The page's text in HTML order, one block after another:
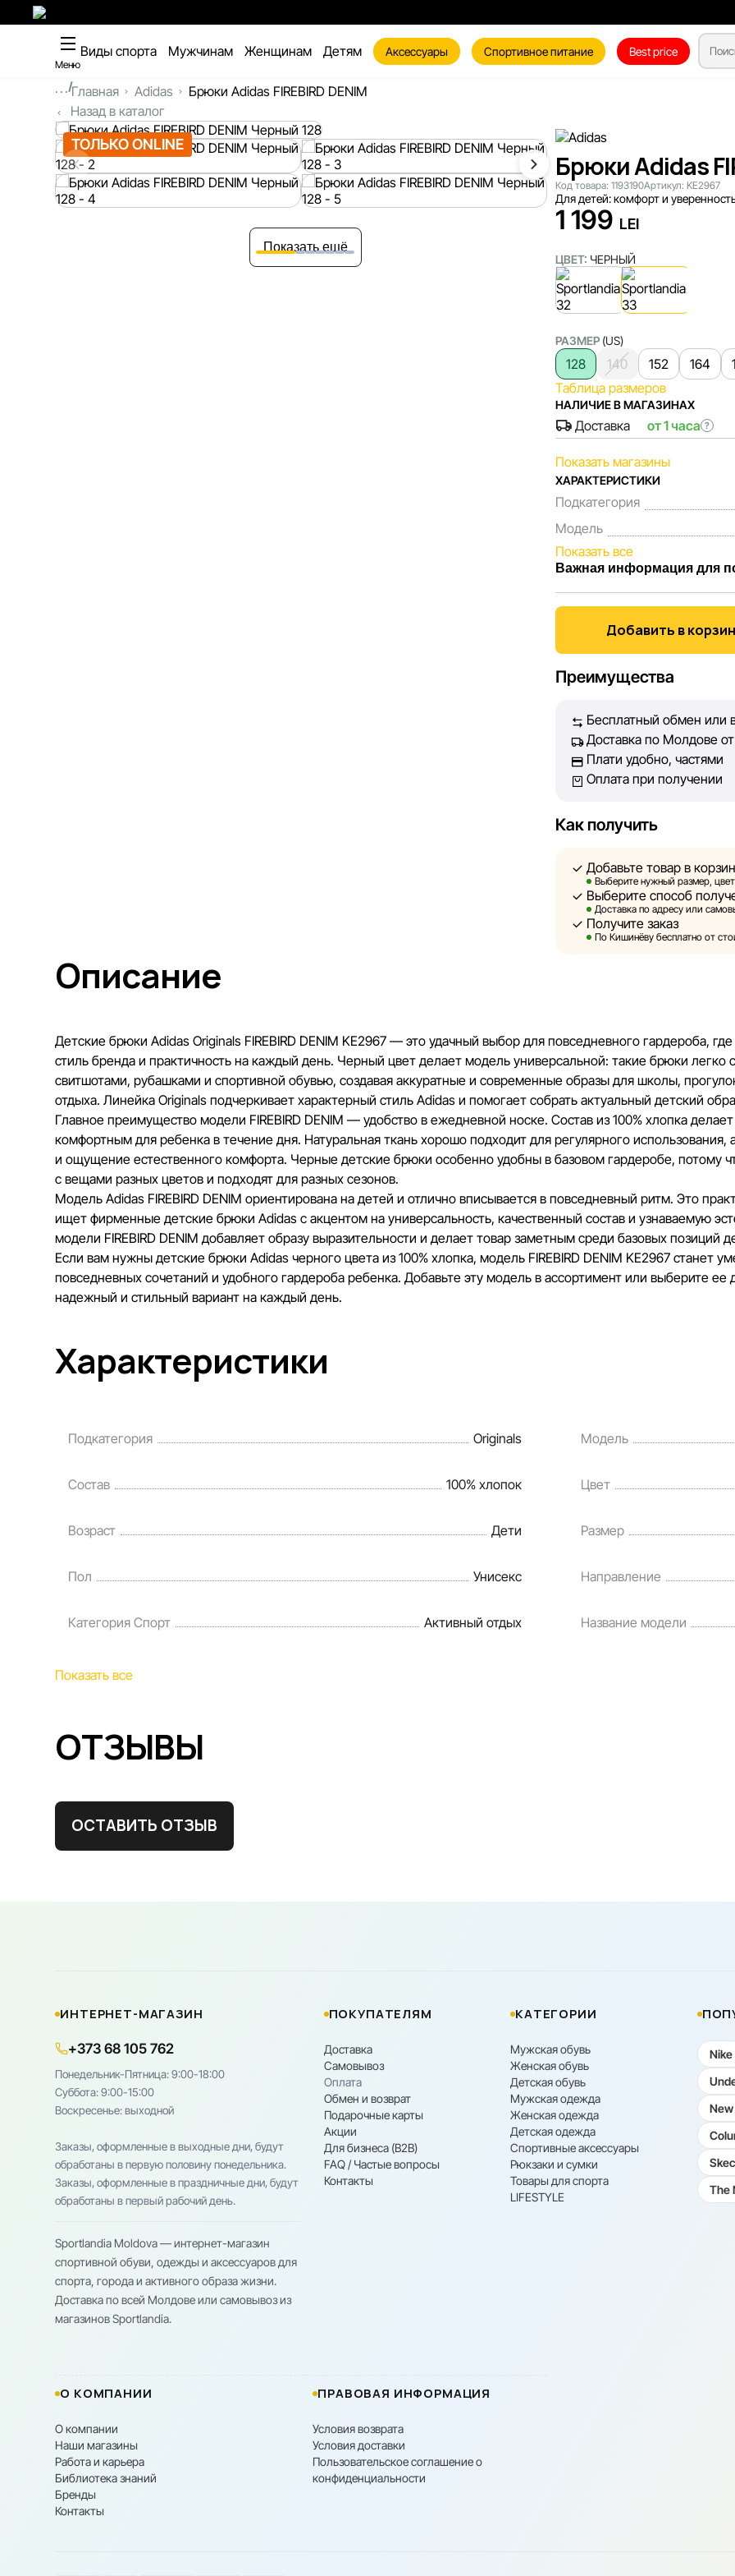
Меню
Виды спорта Мужчинам Женщинам Детям Аксессуары Спортивное питание Best price
...Главная Adidas
Брюки Adidas FIREBIRD DENIM
Назад в каталог
ТОЛЬКО ONLINE
Показать ещё
Брюки Adidas
Код товара: 1193190Артикул: KE2967
Для детей: комфорт и
1 199 LEI
ЦВЕТ: ЧЕРНЫЙ
РАЗМЕР (US)
128 140 152 164
Таблица размеров
НАЛИЧИЕ В МАГАЗИНАХ
Доставка от 1 часа ?
Показать магазины
ХАРАКТЕРИСТИКИ
Подкатегория
Модель
Показать все
Важная информация для
Мы, команда сети
Каждый день мы работаем
представленная на сайте,
принять лучшее решение о
Однако, несмотря на
абсолютную точность всех
технических ошибок или
актуальность информации
Sportlandia оставляет за
предварительного
и потребительские
являются
информация о товарах
Наша команда регулярно
своевременно выявлять и
разумные сроки.
Добавить в
Преимущества
Бесплатный обмен или
Доставка по Молдове от
Плати удобно, частями
Оплата при получении
Как получить
Добавьте товар в
Выберите нужный размер,
Выберите способ
Доставка по адресу или
Получите заказ
По Кишинёву бесплатно от
Описание
Детские брюки Adidas Originals FIREBIRD DENIM KE2967 — это удачный выбор для повседневного гардероба,
стиль бренда и практичность на каждый день. Черный цвет делает модель универсальной: такие брюки легко
свитшотами, рубашками и спортивной обувью, создавая аккуратные и современные образы для школы,
отдыха. Линейка Originals подчеркивает характерный стиль Adidas и помогает собрать актуальный детский
Главное преимущество модели FIREBIRD DENIM — удобство в ежедневной носке. Состав из 100% хлопка
комфортным для ребенка в течение дня. Натуральная ткань хорошо подходит для регулярного использования,
и ощущение естественного комфорта. Черные детские брюки особенно удобны в базовом гардеробе, потому
с вещами разных цветов и подходят для разных сезонов.
Модель Adidas FIREBIRD DENIM ориентирована на детей и отлично вписывается в повседневный ритм. Это
ищет фирменные детские брюки Adidas с акцентом на универсальность, качественный состав и узнаваемую
модели FIREBIRD DENIM добавляет образу выразительности и делает товар заметным среди базовых позиций
Если вам нужны детские брюки Adidas черного цвета из 100% хлопка, модель FIREBIRD DENIM KE2967 станет
повседневных сочетаний и удобного гардероба ребенка. Добавьте эту модель в ассортимент или выберите ее
надежный и стильный вариант на каждый день.
Характеристики
Подкатегория Originals Модель
Состав 100% хлопок Цвет
Возраст Дети Размер
Пол Унисекс Направление
Категория Спорт Активный отдых Название модели
Показать все
ОТЗЫВЫ
ОСТАВИТЬ ОТЗЫВ
ИНТЕРНЕТ-МАГАЗИН
+373 68 105 762
Понедельник-Пятница: 9:00-18:00
Cуббота: 9:00-15:00
Воскресенье: выходной
Заказы, оформленные в выходные дни, будут
обработаны в первую половину понедельника.
Заказы, оформленные в праздничные дни, будут
обработаны в первый рабочий день.
Sportlandia Moldova — интернет-магазин
спортивной обуви, одежды и аксессуаров для
спорта, города и активного образа жизни.
Доставка по всей Молдове или самовывоз из
магазинов Sportlandia.
ПОКУПАТЕЛЯМ
Доставка
Самовывоз
Оплата
Обмен и возврат
Подарочные карты
Акции
Для бизнеса (B2B)
FAQ / Частые вопросы
Контакты
КАТЕГОРИИ
Мужская обувь
Женская обувь
Детская обувь
Мужская одежда
Женская одежда
Детская одежда
Спортивные аксессуары
Рюкзаки и сумки
Товары для спорта
LIFESTYLE
Nike
The
О КОМПАНИИ
О компании
Наши магазины
Работа и карьера
Библиотека знаний
Бренды
Контакты
ПРАВОВАЯ ИНФОРМАЦИЯ
Условия возврата
Условия доставки
Пользовательское соглашение о
конфиденциальности